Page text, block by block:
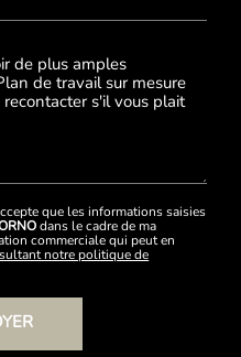
que les informations saisies
dans le cadre de ma
commerciale qui peut en
notre politique de